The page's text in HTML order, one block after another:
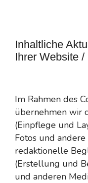
Inhaltliche
Ihrer Website
Im Rahmen des
übernehmen wir
(Einpflege und
Fotos und
redaktionelle
(Erstellung und
und anderen